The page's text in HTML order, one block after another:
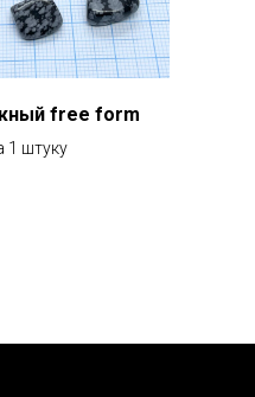
free form
1 штуку